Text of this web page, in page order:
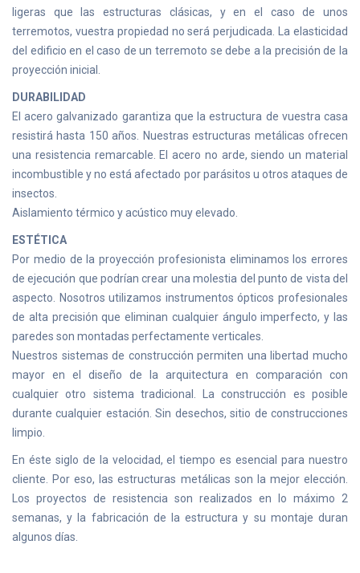
ligeras que las estructuras clásicas, y en el caso de unos
terremotos, vuestra propiedad no será perjudicada. La elasticidad
del edificio en el caso de un terremoto se debe a la precisión de la
proyección inicial.
DURABILIDAD
El acero galvanizado garantiza que la estructura de vuestra casa
resistirá hasta 150 años. Nuestras estructuras metálicas ofrecen
una resistencia remarcable. El acero no arde, siendo un material
incombustible y no está afectado por parásitos u otros ataques de
insectos.
Aislamiento térmico y acústico muy elevado.
ESTÉTICA
Por medio de la proyección profesionista eliminamos los errores
de ejecución que podrían crear una molestia del punto de vista del
aspecto. Nosotros utilizamos instrumentos ópticos profesionales
de alta precisión que eliminan cualquier ángulo imperfecto, y las
paredes son montadas perfectamente verticales.
Nuestros sistemas de construcción permiten una libertad mucho
mayor en el diseño de la arquitectura en comparación con
cualquier otro sistema tradicional. La construcción es posible
durante cualquier estación. Sin desechos, sitio de construcciones
limpio.
En éste siglo de la velocidad, el tiempo es esencial para nuestro
cliente. Por eso, las estructuras metálicas son la mejor elección.
Los proyectos de resistencia son realizados en lo máximo 2
semanas, y la fabricación de la estructura y su montaje duran
algunos días.